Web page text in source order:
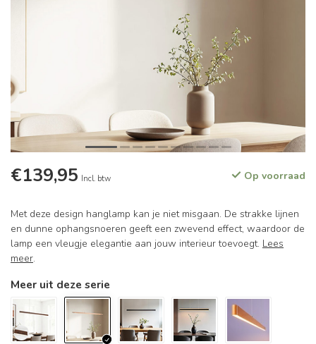
€139,95 Incl. btw Op voorraad
Met deze design hanglamp kan je niet misgaan. De strakke lijnen
en dunne ophangsnoeren geeft een zwevend effect, waardoor de
lamp een vleugje elegantie aan jouw interieur toevoegt. Lees
meer.
Meer uit deze serie